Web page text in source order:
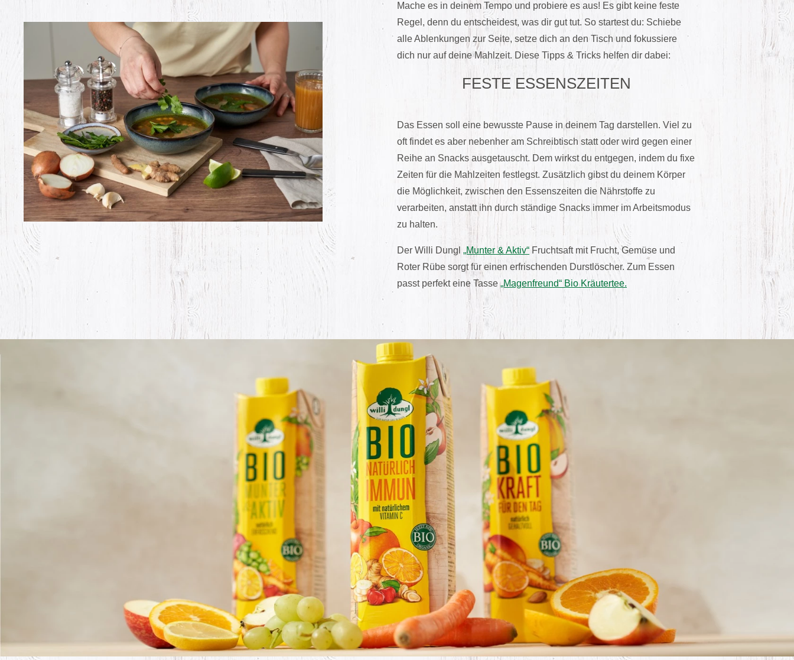
Mache es in deinem Tempo und probiere es aus! Es gibt keine feste
Regel, denn du entscheidest, was dir gut tut. So startest du: Schiebe
alle Ablenkungen zur Seite, setze dich an den Tisch und fokussiere
dich nur auf deine Mahlzeit. Diese Tipps & Tricks helfen dir dabei:
FESTE ESSENSZEITEN
Das Essen soll eine bewusste Pause in deinem Tag darstellen. Viel zu
oft findet es aber nebenher am Schreibtisch statt oder wird gegen einer
Reihe an Snacks ausgetauscht. Dem wirkst du entgegen, indem du fixe
Zeiten für die Mahlzeiten festlegst. Zusätzlich gibst du deinem Körper
die Möglichkeit, zwischen den Essenszeiten die Nährstoffe zu
verarbeiten, anstatt ihn durch ständige Snacks immer im Arbeitsmodus
zu halten.
Der Willi Dungl „Munter & Aktiv“Fruchtsaft mit Frucht, Gemüse und
Roter Rübe sorgt für einen erfrischenden Durstlöscher. Zum Essen
passt perfekt eine Tasse„Magenfreund“ Bio Kräutertee.